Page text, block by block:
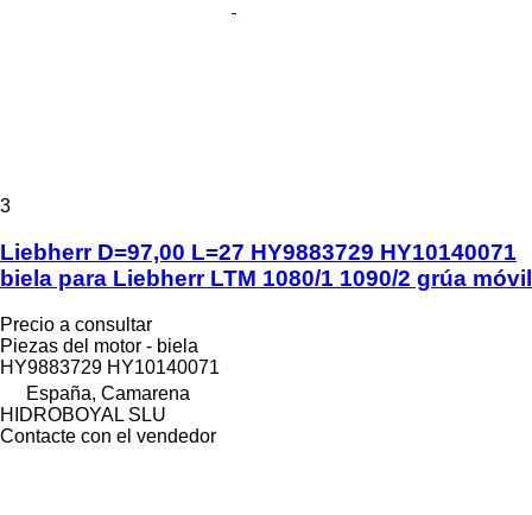
3
Liebherr D=97,00 L=27 HY9883729 HY10140071
biela para Liebherr LTM 1080/1 1090/2 grúa móvil
Precio a consultar
Piezas del motor - biela
HY9883729 HY10140071
España, Camarena
HIDROBOYAL SLU
Contacte con el vendedor